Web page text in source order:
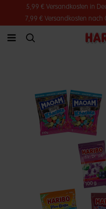
5,99 € Versandkosten in
7,99 € Versandkosten nach
link.header.menu.label
simplesearch.search.label